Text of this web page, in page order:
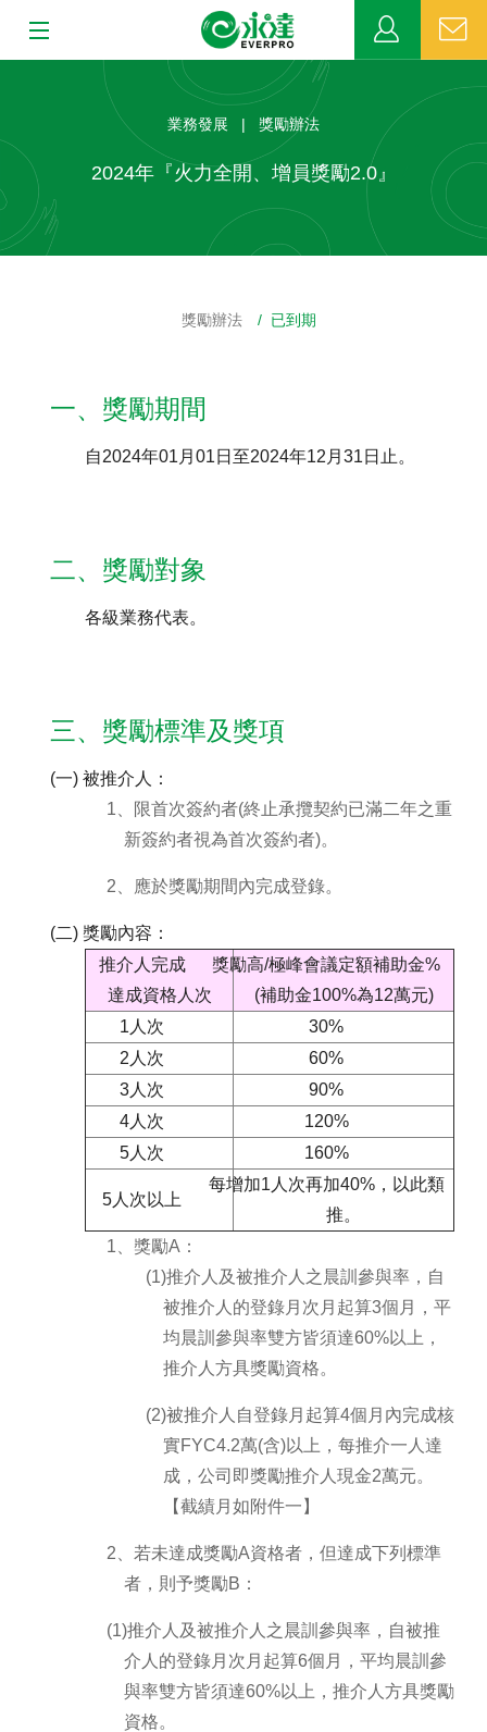
MDRT
網站連結
業務發展 | 獎勵辦法
2024年『火力全開、增員獎勵2.0』
獎勵辦法 / 已到期
一、獎勵期間
自2024年01月01日至2024年12月31日止。
二、獎勵對象
各級業務代表。
三、獎勵標準及獎項
(一) 被推介人：
1、限首次簽約者(終止承攬契約已滿二年之重
新簽約者視為首次簽約者)。
2、應於獎勵期間內完成登錄。
(二) 獎勵內容：
推介人完成
達成資格人次
獎勵高/極峰會議定額補助金%
(補助金100%為12萬元)
1人次
30%
2人次
60%
3人次
90%
4人次
120%
5人次
160%
5人次以上
每增加1人次再加40%，以此類
推。
1、獎勵A：
(1)推介人及被推介人之晨訓參與率，自
被推介人的登錄月次月起算3個月，平
均晨訓參與率雙方皆須達60%以上，
推介人方具獎勵資格。
(2)被推介人自登錄月起算4個月內完成核
實FYC4.2萬(含)以上，每推介一人達
成，公司即獎勵推介人現金2萬元。
【截績月如附件一】
2、若未達成獎勵A資格者，但達成下列標準
者，則予獎勵B：
(1)推介人及被推介人之晨訓參與率，自被推
介人的登錄月次月起算6個月，平均晨訓參
與率雙方皆須達60%以上，推介人方具獎勵
資格。